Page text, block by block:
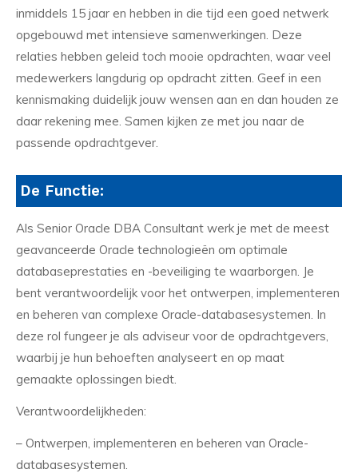
inmiddels 15 jaar en hebben in die tijd een goed netwerk
opgebouwd met intensieve samenwerkingen. Deze
relaties hebben geleid toch mooie opdrachten, waar veel
medewerkers langdurig op opdracht zitten. Geef in een
kennismaking duidelijk jouw wensen aan en dan houden ze
daar rekening mee. Samen kijken ze met jou naar de
passende opdrachtgever.
De Functie:
Als Senior Oracle DBA Consultant werk je met de meest
geavanceerde Oracle technologieën om optimale
databaseprestaties en -beveiliging te waarborgen. Je
bent verantwoordelijk voor het ontwerpen, implementeren
en beheren van complexe Oracle-databasesystemen. In
deze rol fungeer je als adviseur voor de opdrachtgevers,
waarbij je hun behoeften analyseert en op maat
gemaakte oplossingen biedt.
Verantwoordelijkheden:
– Ontwerpen, implementeren en beheren van Oracle-
databasesystemen.